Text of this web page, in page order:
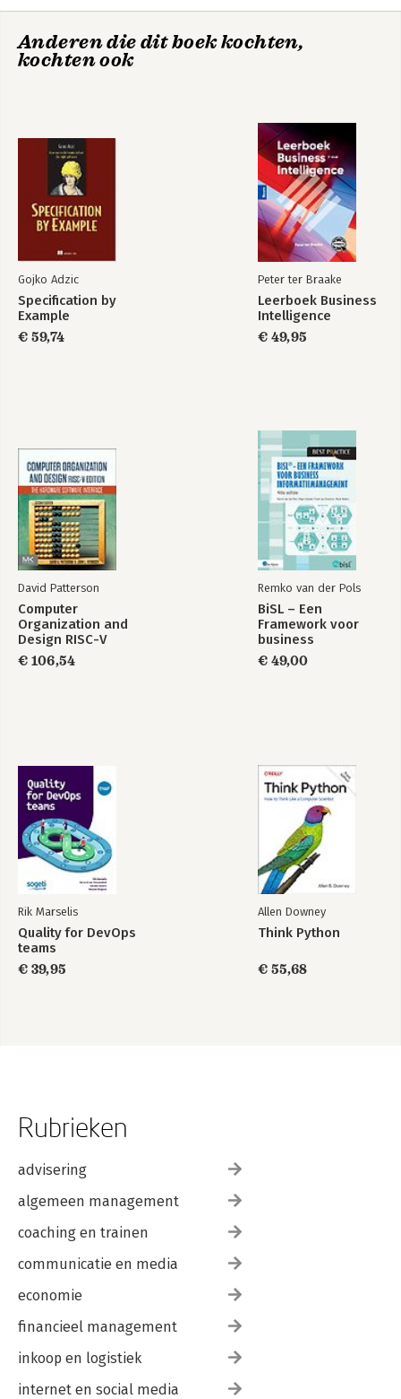
iTunes
Bekijk alle boeken
-Photo Booth
-iCal
-iMovie
-GarageBand
-iWeb
-Systeemfuncties
Anderen die dit boek kochten,
kochten ook
Gojko Adzic
Specification by
Example
€ 59,74
Peter ter Braake
Leerboek Business
Intelligence
€ 49,95
David Patterson
Computer
Organization and
Design RISC-V
Edition
€ 106,54
Remko van der Pols
BiSL – Een
Framework voor
business
€ 49,00
Rik Marselis
Quality for DevOps
teams
€ 39,95
Allen Downey
Think Python
€ 55,68
Rubrieken
advisering
algemeen management
coaching en trainen
communicatie en media
economie
financieel management
inkoop en logistiek
internet en social media